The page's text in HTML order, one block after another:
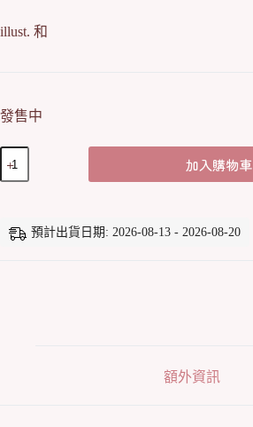
illust. 和
發售中
Rio
厚
牌
#01
加入購物車
預計出貨日期: 2026-08-13 - 2026-08-20
額外資訊